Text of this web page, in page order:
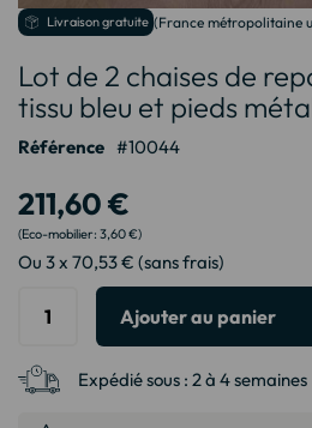
Passer
début
de
la
Galerie
Livraison gratuite (France métropolitaine
Lot de 2 chaises de
tissu bleu et pieds
Référence 10044
211,60 €
3,60 €
Ou 3 x 70,53 € (sans frais)
Ajouter au panier
Expédié sous : 2 à 4 semaines